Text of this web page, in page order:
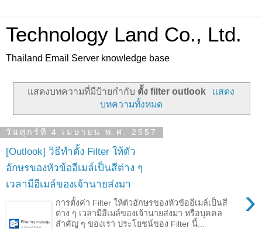
Technology Land Co., Ltd.
Thailand Email Server knowledge base
แสดงบทความที่มีป้ายกำกับ ตั้ง filter outlook
แสดง
บทความทั้งหมด
วันศุกร์ที่ 4 เมษายน พ.ศ. 2557
[Outlook] วิธีทำตั้ง Filter ให้ตัว
อักษรของหัวข้ออีเมล์เป็นสีต่าง ๆ
เวลามีอีเมล์ของเจ้านายส่งมา
›
การตั้งค่า Filter ให้ตัวอักษรของหัวข้ออีเมล์เป็นสี
ต่าง ๆ เวลามีอีเมล์ของเจ้านายส่งมา หรือบุคคล
สำคัญ ๆ ของเรา ประโยชน์ของ Filter นี้...